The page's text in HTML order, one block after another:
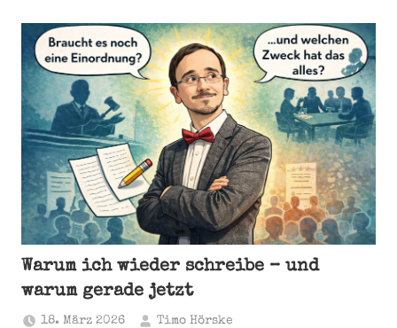
Warum ich wieder schreibe – und
warum gerade jetzt
18. März 2026
Timo Hörske